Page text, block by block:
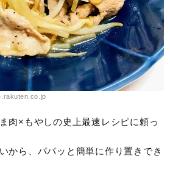
肉×もやしの史上最速レシピに頼っ
から、パパッと簡単に作り置きでき